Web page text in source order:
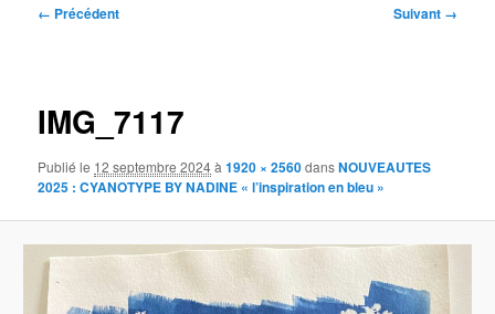
Navigation
← Précédent Suivant →
IMG_7117
Publié le 12 septembre 2024à1920 × 2560dansNOUVEAUTES
2025 : CYANOTYPE BY NADINE « l’inspiration en bleu »